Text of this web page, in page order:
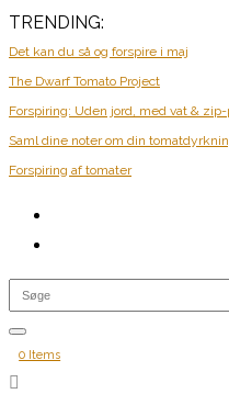
TRENDING:
Det kan du så og forspire i maj
The Dwarf Tomato Project
Forspiring: Uden jord, med vat &
Saml dine noter om din
Forspiring af tomater
0 Items
